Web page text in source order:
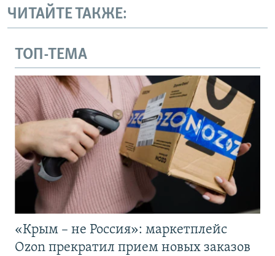
ЧИТАЙТЕ ТАКЖЕ:
ТОП-ТЕМА
«Крым – не Россия»: маркетплейс
Ozon прекратил прием новых заказов